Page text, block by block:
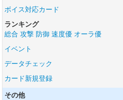
ボイス対応カード
ランキング
総合 攻撃 防御 速度優 オーラ優
イベント
データチェック
カード新規登録
その他